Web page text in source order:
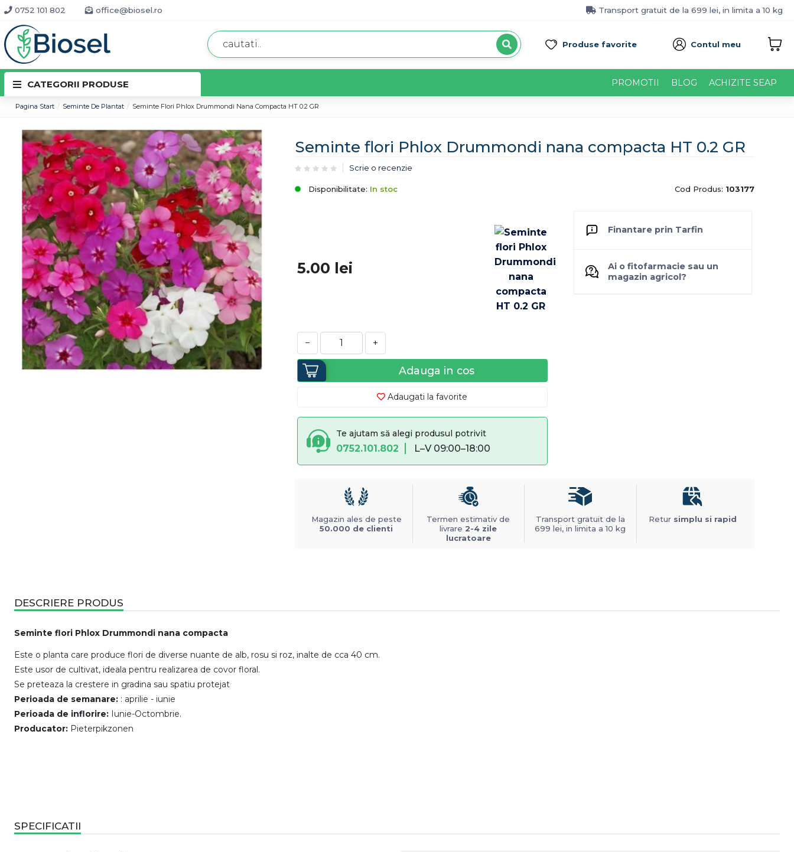
0752 101 802 office@biosel.ro Transport gratuit de la 699 lei, in limita a 10 kg
Produse favorite Contul meu
CATEGORII PRODUSE PROMOTII BLOG ACHIZITE SEAP
Pagina Start Seminte De Plantat Seminte Flori Phlox Drummondi Nana Compacta HT 0.2 GR
Seminte flori Phlox Drummondi nana compacta HT 0.2 GR
Scrie o recenzie
Disponibilitate: In stoc Cod Produs: 103177
5.00 lei
− +
Adauga in cos
Adaugati la favorite
Te ajutam să alegi produsul potrivit
0752.101.802 L–V 09:00–18:00
Finantare prin Tarfin
Ai o fitofarmacie sau un
magazin agricol?
Magazin ales de peste
50.000 de clienti
Termen estimativ de
livrare 2-4 zile
lucratoare
Transport gratuit de la
699 lei, in limita a 10 kg
Retur simplu si rapid
DESCRIERE PRODUS
Seminte flori Phlox Drummondi nana compacta
Este o planta care produce flori de diverse nuante de alb, rosu si roz, inalte de cca 40 cm.
Este usor de cultivat, ideala pentru realizarea de covor floral.
Se preteaza la crestere in gradina sau spatiu protejat
Perioada de semanare: : aprilie - iunie
Perioada de inflorire: Iunie-Octombrie.
Producator: Pieterpikzonen
SPECIFICATII